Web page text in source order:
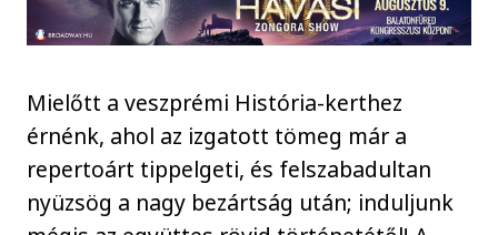
Mielőtt a veszprémi História-kerthez
érnénk, ahol az izgatott tömeg már a
repertoárt tippelgeti, és felszabadultan
nyüzsög a nagy bezártság után; induljunk